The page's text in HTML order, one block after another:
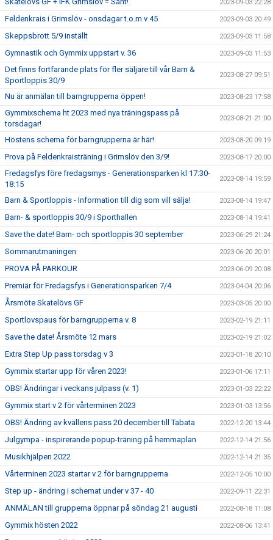
2023-09-03 22:28
Feldenkrais i Grimslöv - onsdagar t.o.m v 45 2023-09-03 20:49
Skeppsbrott 5/9 inställt 2023-09-03 11:58
Gymnastik och Gymmix uppstart v. 36 2023-09-03 11:53
Det finns fortfarande plats för fler säljare till vår Barn &
Sportloppis 30/9
2023-08-27 09:51
Nu är anmälan till barngrupperna öppen! 2023-08-23 17:58
Gymmixschema ht 2023 med nya träningspass på
torsdagar!
2023-08-21 21:00
Höstens schema för barngrupperna är här! 2023-08-20 09:19
Prova på Feldenkraisträning i Grimslöv den 3/9! 2023-08-17 20:00
Fredagsfys före fredagsmys - Generationsparken kl 17:30-
18:15
2023-08-14 19:59
Barn & Sportloppis - Information till dig som vill sälja! 2023-08-14 19:47
Barn- & sportloppis 30/9 i Sporthallen 2023-08-14 19:41
Save the date! Barn- och sportloppis 30 september 2023-06-29 21:24
Sommarutmaningen 2023-06-20 20:01
PROVA PÅ PARKOUR 2023-06-09 20:08
Premiär för Fredagsfys i Generationsparken 7/4 2023-04-04 20:06
Årsmöte Skatelövs GF 2023-03-05 20:00
Sportlovspaus för barngrupperna v. 8 2023-02-19 21:11
Save the date! Årsmöte 12 mars 2023-02-19 21:02
Extra Step Up pass torsdag v 3 2023-01-18 20:10
Gymmix startar upp för våren 2023! 2023-01-06 17:11
OBS! Ändringar i veckans julpass (v. 1) 2023-01-03 22:22
Gymmix start v 2 för vårterminen 2023 2023-01-03 13:56
OBS! Ändring av kvällens pass 20 december till Tabata 2022-12-20 13:44
Julgympa - inspirerande popup-träning på hemmaplan 2022-12-14 21:56
Musikhjälpen 2022 2022-12-14 21:35
Vårterminen 2023 startar v 2 för barngrupperna 2022-12-05 10:00
Step up - ändring i schemat under v 37 - 40 2022-09-11 22:31
ANMÄLAN till grupperna öppnar på söndag 21 augusti 2022-08-18 11:08
Gymmix hösten 2022 2022-08-06 13:41